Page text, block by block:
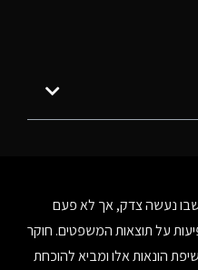
נעשה צדק, אך לא פעם
על תוצאות המשפטים. חוקר
הונאות אלו ומביא להוכחת